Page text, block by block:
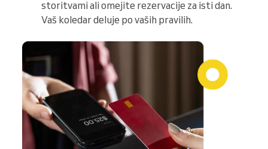
storitvami ali omejite rezervacije za isti dan.
Vaš koledar deluje po vaših pravilih.